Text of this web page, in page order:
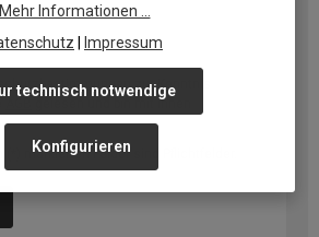
zur Kenntnis
gelesen und bin mit ihnen
(*) markierten Felder sind Pflichtfelder.
Mehr Informationen ...
Impressum
technisch notwendige
Konfigurieren